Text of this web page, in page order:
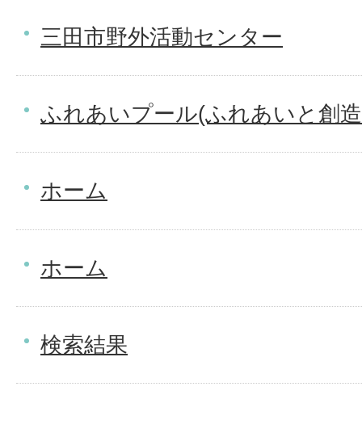
三田市野外活動センター
ふれあいプール(ふれあいと創
ホーム
ホーム
検索結果